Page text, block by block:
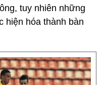
tuy nhiên những
hiện hóa thành bàn